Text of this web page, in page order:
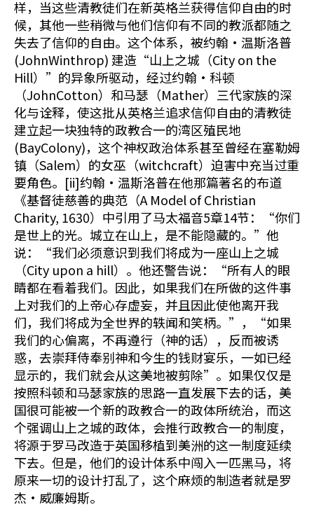
样，当这些清教徒们在新英格兰获得信仰自由的时
候，其他一些稍微与他们信仰有不同的教派都随之
失去了信仰的自由。这个体系，被约翰•温斯洛普
(JohnWinthrop) 建造“山上之城（City on the
Hill）”的异象所驱动，经过约翰•科顿
（JohnCotton）和马瑟（Mather）三代家族的深
化与诠释，使这批从英格兰追求信仰自由的清教徒
建立起一块独特的政教合一的湾区殖民地
(BayColony)，这个神权政治体系甚至曾经在塞勒姆
镇（Salem）的女巫（witchcraft）迫害中充当过重
要角色。[ii]约翰·温斯洛普在他那篇著名的布道
《基督徒慈善的典范（A Model of Christian
Charity, 1630）中引用了马太福音5章14节：“你们
是世上的光。城立在山上，是不能隐藏的。”他
说：“我们必须意识到我们将成为一座山上之城
（City upon a hill）。他还警告说：“所有人的眼
睛都在看着我们。因此，如果我们在所做的这件事
上对我们的上帝心存虚妄，并且因此使他离开我
们，我们将成为全世界的轶闻和笑柄。”，“如果
我们的心偏离，不再遵行（神的话），反而被诱
惑，去崇拜侍奉别神和今生的钱财宴乐，一如已经
显示的，我们就会从这美地被剪除”。如果仅仅是
按照科顿和马瑟家族的思路一直发展下去的话，美
国很可能被一个新的政教合一的政体所统治，而这
个强调山上之城的政体，会推行政教合一的制度，
将源于罗马改造于英国移植到美洲的这一制度延续
下去。但是，他们的设计体系中闯入一匹黑马，将
原来一切的设计打乱了，这个麻烦的制造者就是罗
杰•威廉姆斯。